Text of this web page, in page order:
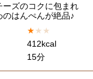
ーズのコクに包まれ
のはんぺんが絶品♪
★★ ★
412kcal
15分